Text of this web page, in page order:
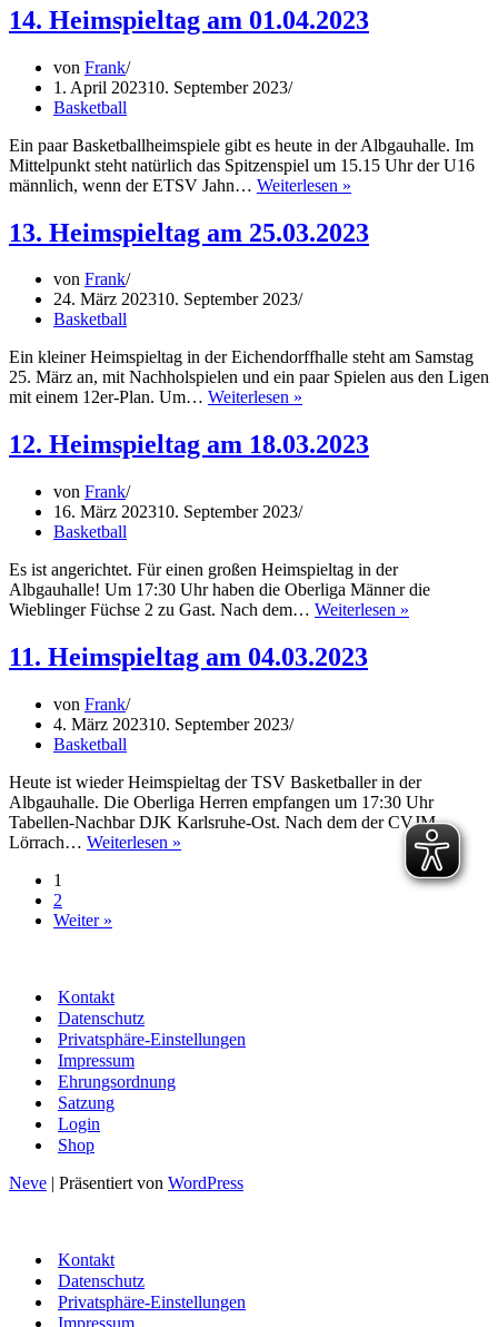
14. Heimspieltag am 01.04.2023
von Frank
1. April 202310. September 2023
Basketball
Ein paar Basketballheimspiele gibt es heute in der Albgauhalle. Im
Mittelpunkt steht natürlich das Spitzenspiel um 15.15 Uhr der U16
männlich, wenn der ETSV Jahn… Weiterlesen »
am
01.04.2023
13. Heimspieltag am 25.03.2023
von Frank
24. März 202310. September 2023
Basketball
Ein kleiner Heimspieltag in der Eichendorffhalle steht am Samstag
25. März an, mit Nachholspielen und ein paar Spielen aus den Ligen
mit einem 12er-Plan. Um… Weiterlesen »
am
25.03.2023
12. Heimspieltag am 18.03.2023
von Frank
16. März 202310. September 2023
Basketball
Es ist angerichtet. Für einen großen Heimspieltag in der
Albgauhalle! Um 17:30 Uhr haben die Oberliga Männer die
Wieblinger Füchse 2 zu Gast. Nach dem… Weiterlesen »
11. Heimspieltag am 04.03.2023
von Frank
4. März 202310. September 2023
Basketball
Heute ist wieder Heimspieltag der TSV Basketballer in der
Albgauhalle. Die Oberliga Herren empfangen um 17:30 Uhr
Tabellen-Nachbar DJK Karlsruhe-Ost. Nach dem der CVJM
Lörrach… Weiterlesen »
1
2
Weiter »
Kontakt
Datenschutz
Privatsphäre-Einstellungen
Impressum
Ehrungsordnung
Satzung
Login
Shop
Neve | Präsentiert von WordPress
Kontakt
Datenschutz
Privatsphäre-Einstellungen
Impressum